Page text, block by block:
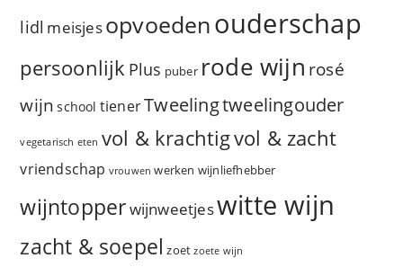
lidl meisjesopvoedenouderschap
persoonlijk Plus puber rode wijn rosé
wijn school tienerTweelingtweelingouder
vegetarisch eten vol & krachtigvol & zacht
vriendschap vrouwen werken wijnliefhebber
wijntopperwijnweetjeswitte wijn
zacht & soepel zoet zoete wijn